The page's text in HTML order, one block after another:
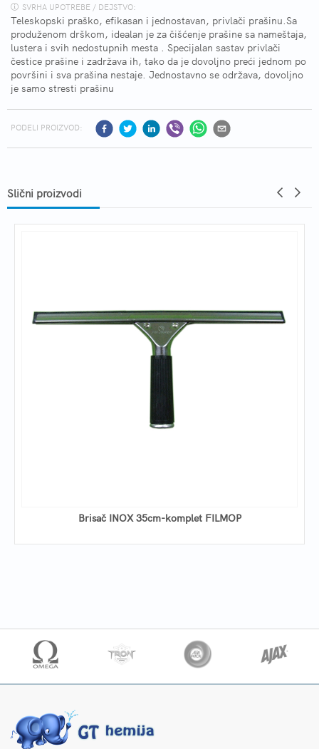
SVRHA UPOTREBE / DEJSTVO:
Teleskopski praško, efikasan i jednostavan, privlači prašinu.Sa
produženom drškom, idealan je za čišćenje prašine sa nameštaja,
lustera i svih nedostupnih mesta . Specijalan sastav privlači
čestice prašine i zadržava ih, tako da je dovoljno preći jednom po
površini i sva prašina nestaje. Jednostavno se održava, dovoljno
je samo stresti prašinu
PODELI PROIZVOD:
Slični proizvodi
Brisač INOX 35cm-komplet FILMOP